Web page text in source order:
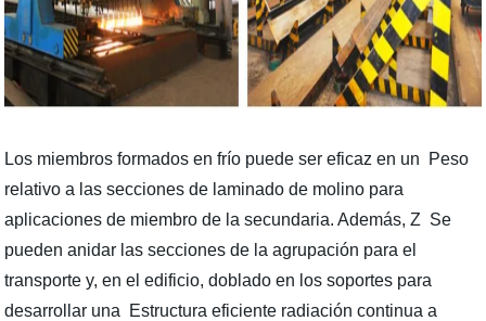
Los miembros formados en frío puede ser eficaz en un Peso
relativo a las secciones de laminado de molino para
aplicaciones de miembro de la secundaria. Además, Z Se
pueden anidar las secciones de la agrupación para el
transporte y, en el edificio, doblado en los soportes para
desarrollar una Estructura eficiente radiación continua a